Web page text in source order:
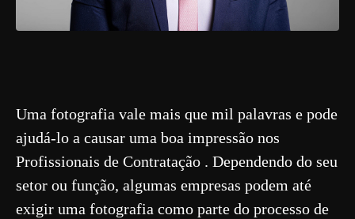
Uma fotografia vale mais que mil palavras e pode
ajudá-lo a causar uma boa impressão nos
Profissionais de Contratação . Dependendo do seu
setor ou função, algumas empresas podem até
exigir uma fotografia como parte do processo de